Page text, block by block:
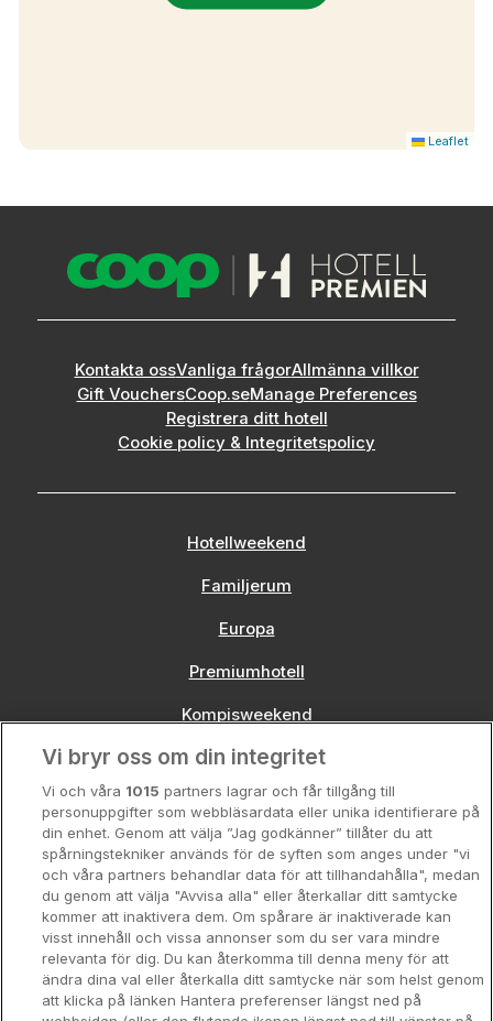
Leaflet
Kontakta ossVanliga frågorAllmänna villkor
Gift VouchersCoop.seManage Preferences
Registrera ditt hotell
Cookie policy & Integritetspolicy
Hotellweekend
Familjerum
Europa
Premiumhotell
Kompisweekend
Storstadsweekend
Hotellrum under 995 kr
Spahotell
Sydsverige
Om Hotellpremien
Nya hotell
Stadsweekend
Vi bryr oss om din integritet
Vi och våra 1015 partners lagrar och får tillgång till
personuppgifter som webbläsardata eller unika identifierare på
din enhet. Genom att välja ”Jag godkänner” tillåter du att
spårningstekniker används för de syften som anges under "vi
och våra partners behandlar data för att tillhandahålla", medan
du genom att välja "Avvisa alla" eller återkallar ditt samtycke
kommer att inaktivera dem. Om spårare är inaktiverade kan
visst innehåll och vissa annonser som du ser vara mindre
relevanta för dig. Du kan återkomma till denna meny för att
ändra dina val eller återkalla ditt samtycke när som helst genom
att klicka på länken Hantera preferenser längst ned på